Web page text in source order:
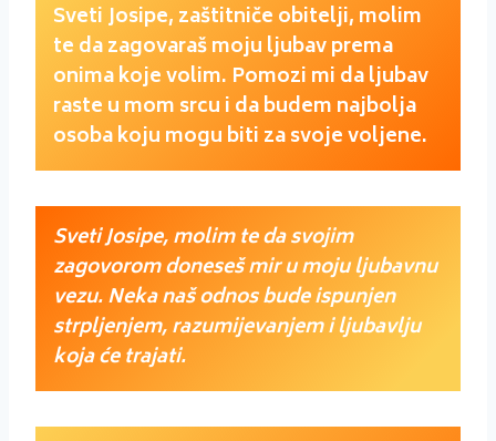
Sveti Josipe, zaštitniče obitelji, molim
te da zagovaraš moju ljubav prema
onima koje volim. Pomozi mi da ljubav
raste u mom srcu i da budem najbolja
osoba koju mogu biti za svoje voljene.
Sveti Josipe, molim te da svojim
zagovorom doneseš mir u moju ljubavnu
vezu. Neka naš odnos bude ispunjen
strpljenjem, razumijevanjem i ljubavlju
koja će trajati.